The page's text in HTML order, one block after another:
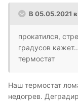
В 05.05.2021
прокатился,
градусов
термостат
Наш термостат
недогрев.